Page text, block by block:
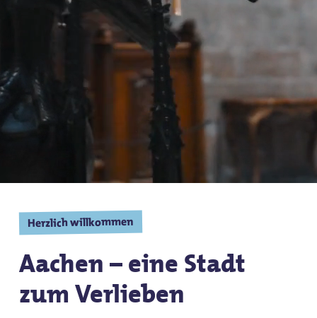
Herzlich willkommen
Aachen – eine Stadt
zum Verlieben